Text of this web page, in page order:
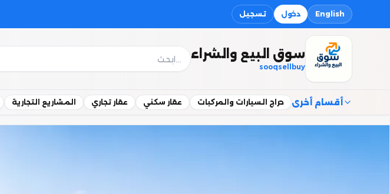
English دخول تسجيل
سوق البيع والشراء
sooqsellbuy
أقسام أخرى حراج السيارات والمركبات عقار سكني عقار تجاري المشاريع التجارية